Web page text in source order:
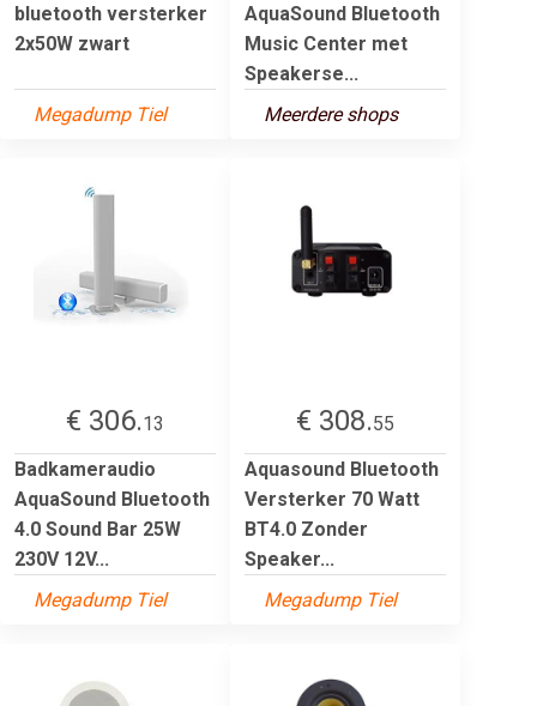
bluetooth versterker
2x50W zwart
Megadump Tiel
AquaSound Bluetooth
Music Center met
Speakerse...
Meerdere shops
€ 306.13
Badkameraudio
AquaSound Bluetooth
4.0 Sound Bar 25W
230V 12V...
Megadump Tiel
€ 308.55
Aquasound Bluetooth
Versterker 70 Watt
BT4.0 Zonder
Speaker...
Megadump Tiel